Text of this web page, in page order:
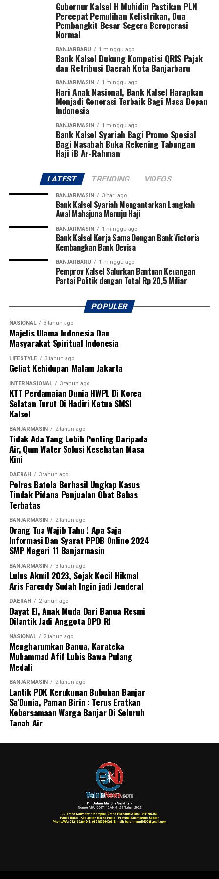
beroperasi penuh, pasokan daya akan kembali
mencukupi sehingga pemadaman bergilir dapat
“Dengan beroperasinya kembali kedua pembangkit
berkapasitas masing-masing 100 megawatt tersebut,
sistem interkoneksi kelistrikan Kalimantan Selatan,
Kalimantan Tengah, Timur dan Kalimantan Utara,
dipastikan akan semakin kuat dan andal dalam
memenuhi kebutuhan listrik masyarakat, ” pungkasnya.
Post Views: 21
Sebarkan
WhatsApp 0
Messenger 0 Twitter 0
untuk masyarakat seperti hiburan dan angkutan gratis,
termasuk rencana penyediaan makanan gratis seperti
tahun lalu. [adv/adpim]
Post Views: 23
Sebarkan
WhatsApp 0 Facebook 0
Messenger 0
Gubernur Kalsel H Muhidin Pastikan PLN
Percepat Pemulihan Kelistrikan, Dua
Pembangkit Besar Segera Beroperasi
Normal
BANJARBARU 1 minggu ago
Bank Kalsel Dukung Kompetisi QRIS Pajak
dan Retribusi Daerah Kota Banjarbaru
BANJARMASIN 1 minggu ago
Hari Anak Nasional, Bank Kalsel Harapkan
Menjadi Generasi Terbaik Bagi Masa Depan
Indonesia
BANJARMASIN 1 minggu ago
Bank Kalsel Syariah Bagi Promo Spesial
Bagi Nasabah Buka Rekening Tabungan
Haji iB Ar-Rahman
LATEST TRENDING VIDEOS
BANJARMASIN 3 hari ago
Bank Kalsel Syariah Mengantarkan Langkah
Awal Mahajuna Menuju Haji
BANJARMASIN 1 minggu ago
Bank Kalsel Kerja Sama Dengan Bank Victoria
Kembangkan Bank Devisa
BANJARBARU 1 minggu ago
Pemprov Kalsel Salurkan Bantuan Keuangan
Partai Politik dengan Total Rp 20,5 Miliar
POPULER
NASIONAL 3 tahun ago
Majelis Ulama Indonesia Dan
Masyarakat Spiritual Indonesia
LIFESTYLE 3 tahun ago
Geliat Kehidupan Malam Jakarta
INTERNASIONAL 3 tahun ago
KTT Perdamaian Dunia HWPL Di Korea
Selatan Turut Di Hadiri Ketua SMSI
Kalsel
BANJARMASIN 2 tahun ago
Tidak Ada Yang Lebih Penting Daripada
Air, Qum Water Solusi Kesehatan Masa
Kini
DAERAH 3 tahun ago
Polres Batola Berhasil Ungkap Kasus
Tindak Pidana Penjualan Obat Bebas
Terbatas
BANJARMASIN 2 tahun ago
Orang Tua Wajib Tahu ! Apa Saja
Informasi Dan Syarat PPDB Online 2024
SMP Negeri 11 Banjarmasin
BANJARMASIN 3 tahun ago
Lulus Akmil 2023, Sejak Kecil Hikmal
Aris Farendy Sudah Ingin jadi Jenderal
DAERAH 2 tahun ago
Dayat El, Anak Muda Dari Banua Resmi
Dilantik Jadi Anggota DPD RI
NASIONAL 2 tahun ago
Mengharumkan Banua, Karateka
Muhammad Afif Lubis Bawa Pulang
Medali
BANJARMASIN 2 tahun ago
Lantik PDK Kerukunan Bubuhan Banjar
Sa’Dunia, Paman Birin : Terus Eratkan
Kebersamaan Warga Banjar Di Seluruh
Tanah Air